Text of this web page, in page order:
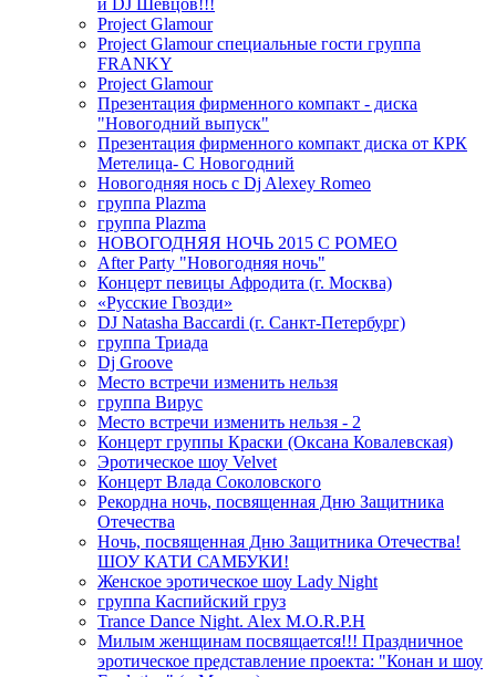
и DJ Шевцов!!!
Project Glamour
Project Glamour специальные гости группа
FRANKY
Project Glamour
Презентация фирменного компакт - диска
"Новогодний выпуск"
Презентация фирменного компакт диска от КРК
Метелица- С Новогодний
Новогодняя нось с Dj Alexey Romeo
группа Plazma
группа Plazma
НОВОГОДНЯЯ НОЧЬ 2015 C РОМЕО
After Party "Новогодняя ночь"
Концерт певицы Афродита (г. Москва)
«Русские Гвозди»
DJ Natasha Baccardi (г. Санкт-Петербург)
группа Триада
Dj Groove
Место встречи изменить нельзя
группа Вирус
Место встречи изменить нельзя - 2
Концерт группы Краски (Оксана Ковалевская)
Эротическое шоу Velvet
Концерт Влада Соколовского
Рекордна ночь, посвященная Дню Защитника
Отечества
Ночь, посвященная Дню Защитника Отечества!
ШОУ КАТИ САМБУКИ!
Женское эротическое шоу Lady Night
группа Каспийский груз
Trance Dance Night. Alex M.O.R.P.H
Милым женщинам посвящается!!! Праздничное
эротическое представление проекта: "Конан и шоу